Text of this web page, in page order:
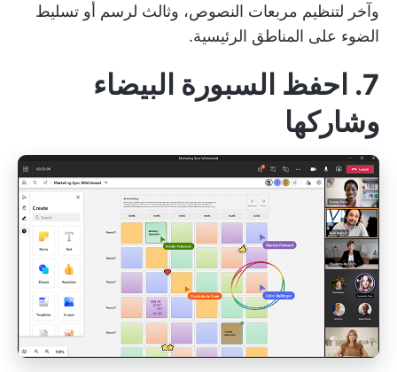
وآخر لتنظيم مربعات النصوص، وثالث لرسم أو تسليط
الضوء على المناطق الرئيسية.
7. احفظ السبورة البيضاء
وشاركها